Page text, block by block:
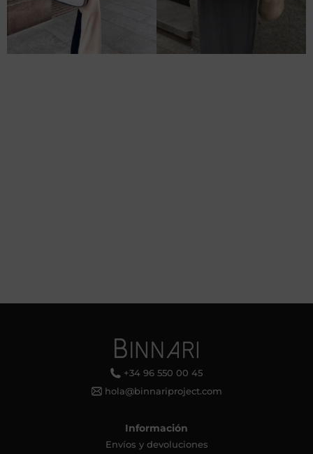
+34 96 550 00 45
hola@binnariproject.com
Información
Envíos y devoluciones